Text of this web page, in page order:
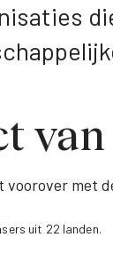
uit 22 landen.